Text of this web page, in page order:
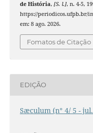
de História, [S. l.], n. 4-5,
https://periodicos.ufpb.br/
em: 8 ago. 2026.
Fomatos de Citação
EDIÇÃO
Sæculum (n° 4/ 5 -